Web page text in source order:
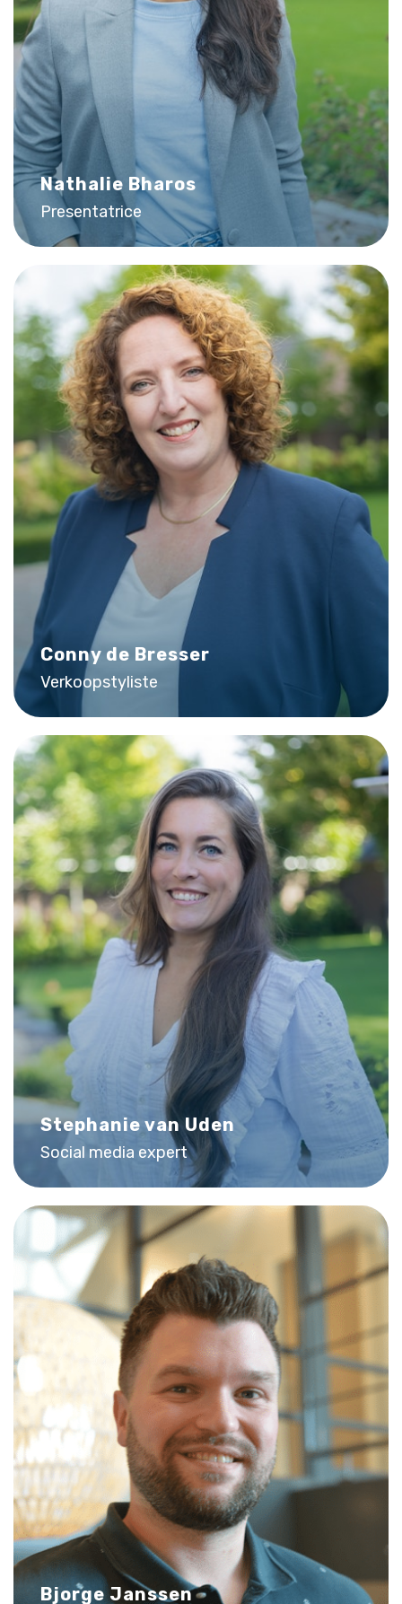
Nathalie Bharos
Presentatrice
Conny de Bresser
Verkoopstyliste
Stephanie van Uden
Social media expert
Bjorge Janssen